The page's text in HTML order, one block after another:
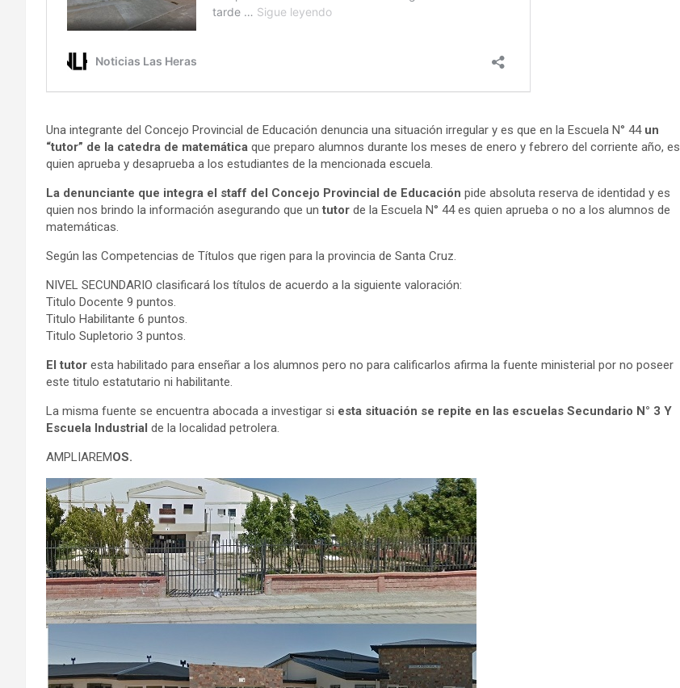
Una integrante del Concejo Provincial de Educación denuncia una situación irregular y es que en la Escuela N° 44 un
“tutor” de la catedra de matemática que preparo alumnos durante los meses de enero y febrero del corriente año, es
quien aprueba y desaprueba a los estudiantes de la mencionada escuela.
La denunciante que integra el staff del Concejo Provincial de Educación pide absoluta reserva de identidad y es
quien nos brindo la información asegurando que untutor de la Escuela N° 44 es quien aprueba o no a los alumnos de
matemáticas.
Según las Competencias de Títulos que rigen para la provincia de Santa Cruz.
NIVEL SECUNDARIO clasificará los títulos de acuerdo a la siguiente valoración:
Titulo Docente 9 puntos.
Titulo Habilitante 6 puntos.
Titulo Supletorio 3 puntos.
El tutor esta habilitado para enseñar a los alumnos pero no para calificarlos afirma la fuente ministerial por no poseer
este titulo estatutario ni habilitante.
La misma fuente se encuentra abocada a investigar si esta situación se repite en las escuelas Secundario N° 3 Y
Escuela Industrial de la localidad petrolera.
AMPLIAREMOS.